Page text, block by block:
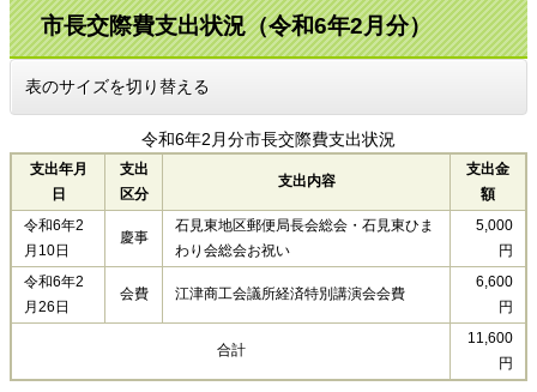
市長交際費支出状況（令和6年2月分）
表のサイズを切り替える
支出年月
日
支出
区分
支出内容
支出金
額
令和6年2月分市長交際費支出状況
令和6年2
月10日
慶事
石見東地区郵便局長会総会・石見東ひま
わり会総会お祝い
5,000
円
令和6年2
月26日
会費 江津商工会議所経済特別講演会会費
6,600
円
合計
11,600
円